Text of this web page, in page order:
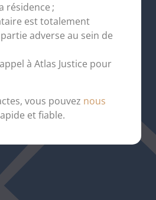
résidence ;
est totalement
adverse au sein de
à Atlas Justice pour
vous pouvez nous
et fiable.